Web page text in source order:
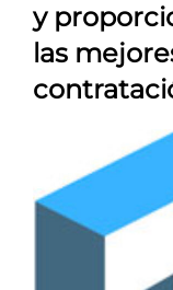
y
las